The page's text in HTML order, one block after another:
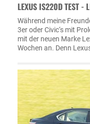
LEXUS IS220D TEST -
Während meine
3er oder Civic‘s mit
mit der neuen Marke
Wochen an. Denn